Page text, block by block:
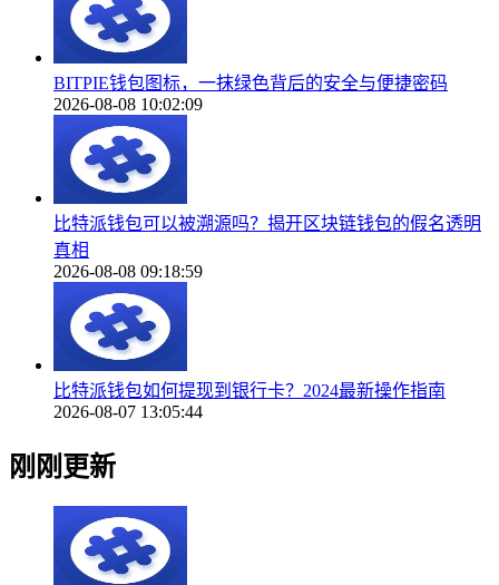
BITPIE钱包图标，一抹绿色背后的安全与便捷密码
2026-08-08 10:02:09
比特派钱包可以被溯源吗？揭开区块链钱包的假名透明
真相
2026-08-08 09:18:59
比特派钱包如何提现到银行卡？2024最新操作指南
2026-08-07 13:05:44
刚刚更新